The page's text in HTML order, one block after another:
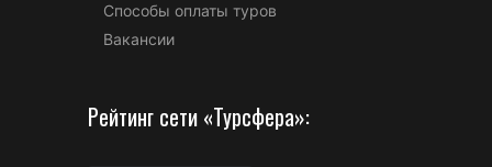
Способы оплаты туров
Вакансии
Рейтинг сети «Турсфера»: